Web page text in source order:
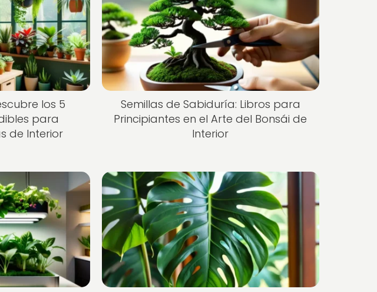
los 5
para
de Interior
Semillas de Sabiduría: Libros para
Principiantes en el Arte del Bonsái de
Interior